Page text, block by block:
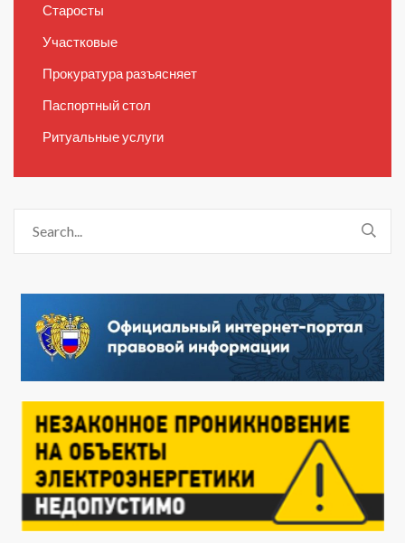
Старосты
Участковые
Прокуратура разъясняет
Паспортный стол
Ритуальные услуги